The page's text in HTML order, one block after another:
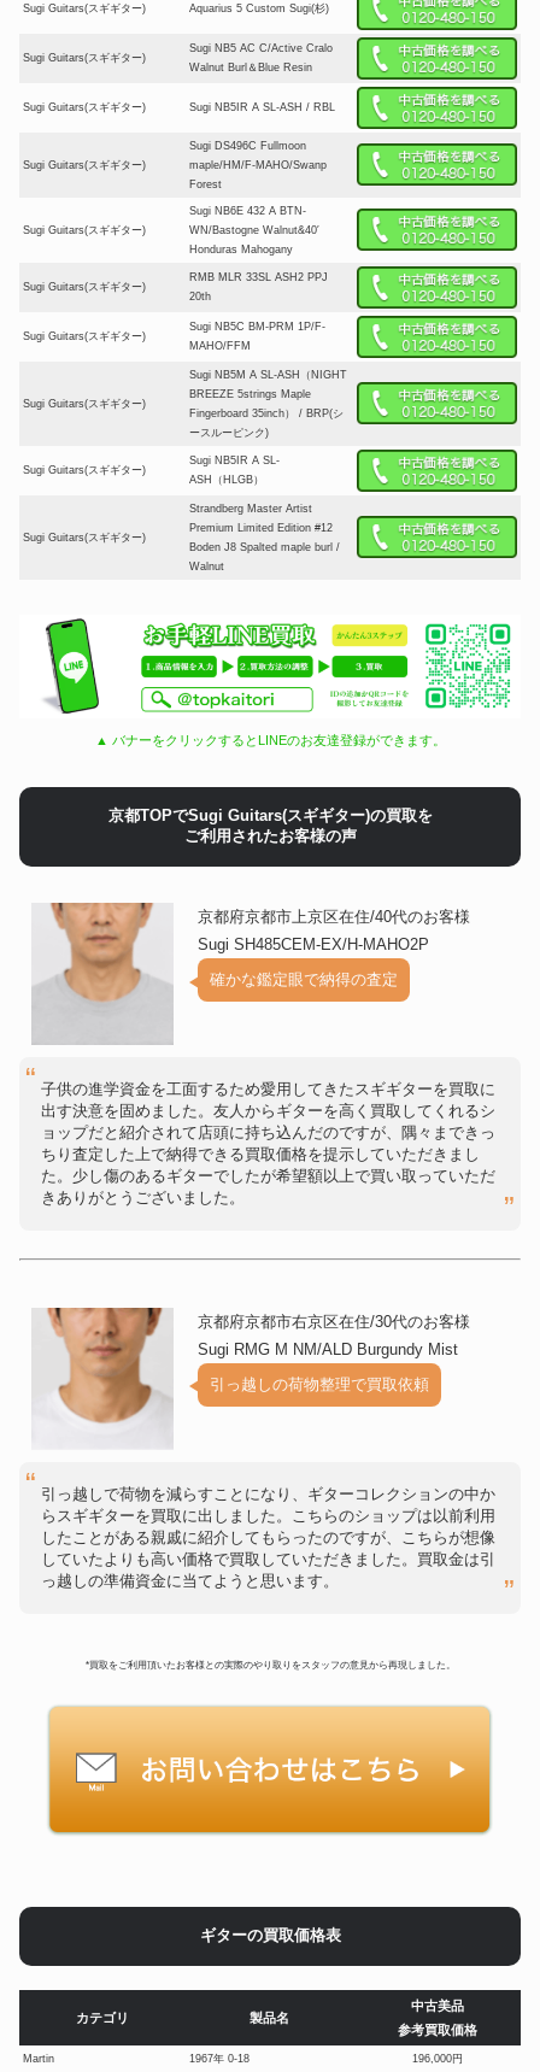
Sugi Guitars(スギギター) Aquarius 5 Custom Sugi(杉)
Sugi Guitars(スギギター)
Sugi NB5 AC C/Active Cralo
Walnut Burl＆Blue Resin
Sugi Guitars(スギギター) Sugi NB5IR A SL-ASH / RBL
Sugi Guitars(スギギター)
Sugi DS496C Fullmoon
maple/HM/F-MAHO/Swanp
Forest
Sugi Guitars(スギギター)
Sugi NB6E 432 A BTN-
WN/Bastogne Walnut&40′
Honduras Mahogany
Sugi Guitars(スギギター)
RMB MLR 33SL ASH2 PPJ
20th
Sugi Guitars(スギギター)
Sugi NB5C BM-PRM 1P/F-
MAHO/FFM
Sugi Guitars(スギギター)
Sugi NB5M A SL-ASH（NIGHT
BREEZE 5strings Maple
Fingerboard 35inch） / BRP(シ
ースルーピンク)
Sugi Guitars(スギギター)
Sugi NB5IR A SL-
ASH（HLGB）
Sugi Guitars(スギギター)
Strandberg Master Artist
Premium Limited Edition #12
Boden J8 Spalted maple burl /
Walnut
▲ バナーをクリックするとLINEのお友達登録ができます。
京都TOPでSugi Guitars(スギギター)の買取を
ご利用されたお客様の声
京都府京都市上京区在住/40代のお客様
Sugi SH485CEM-EX/H-MAHO2P
確かな鑑定眼で納得の査定
子供の進学資金を工面するため愛用してきたスギギターを買取に
出す決意を固めました。友人からギターを高く買取してくれるシ
ョップだと紹介されて店頭に持ち込んだのですが、隅々まできっ
ちり査定した上で納得できる買取価格を提示していただきまし
た。少し傷のあるギターでしたが希望額以上で買い取っていただ
きありがとうございました。
京都府京都市右京区在住/30代のお客様
Sugi RMG M NM/ALD Burgundy Mist
引っ越しの荷物整理で買取依頼
引っ越しで荷物を減らすことになり、ギターコレクションの中か
らスギギターを買取に出しました。こちらのショップは以前利用
したことがある親戚に紹介してもらったのですが、こちらが想像
していたよりも高い価格で買取していただきました。買取金は引
っ越しの準備資金に当てようと思います。
*買取をご利用頂いたお客様との実際のやり取りをスタッフの意見から再現しました。
ギターの買取価格表
カテゴリ 製品名
中古美品
参考買取価格
Martin 1967年 0-18 196,000円